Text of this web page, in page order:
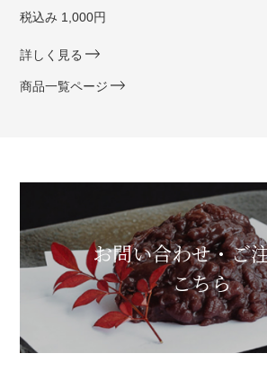
税込み 1,000円
詳しく見る
商品一覧ページ
お問い合わせ・ご
こちら